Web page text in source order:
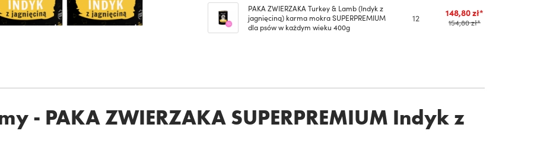
PAKA ZWIERZAKA Turkey & Lamb (Indyk z
jagnięciną) karma mokra SUPERPREMIUM
dla psów w każdym wieku 400g
12 148,80 zł*
154,80 zł*
- PAKA ZWIERZAKA SUPERPREMIUM Indyk z